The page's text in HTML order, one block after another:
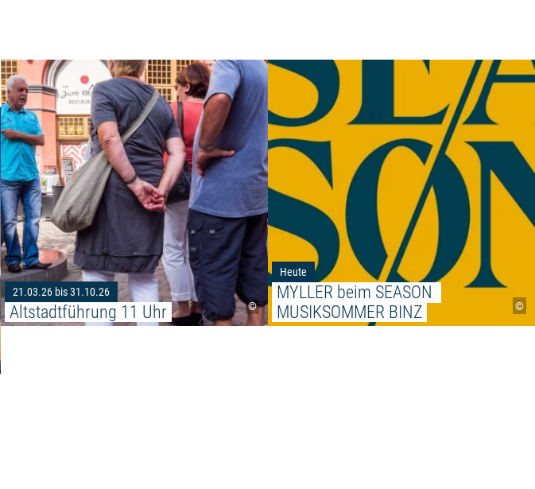
Weiterlesen: "Gottesdienst Evangelische Gemeinschaft Rügen"
©
21.03.26 bis 31.10.26
Altstadtführung 11 Uhr
Weiterlesen: "Altstadtführung 11 Uhr"
©
Heute
MYLLER beim SEASON
MUSIKSOMMER BINZ